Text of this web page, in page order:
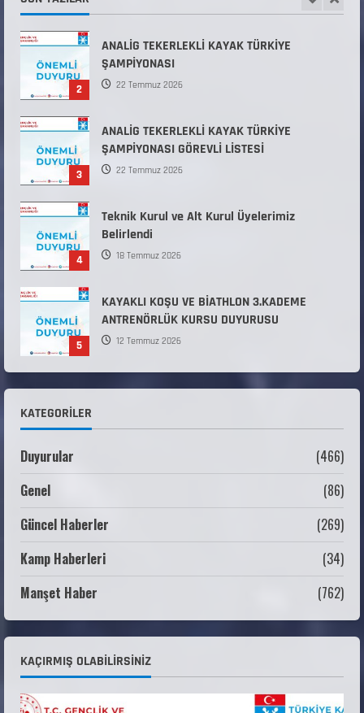
2
3
ANALİG TEKERLEKLİ KAYAK TÜRKİYE
ŞAMPİYONASI GÖREVLİ LİSTESİ
4
Teknik Kurul ve Alt Kurul Üyelerimiz
Belirlendi
5
KAYAKLI KOŞU VE BİATHLON 3.KADEME
ANTRENÖRLÜK KURSU DUYURUSU
1
Millî Savunma Bakanlığı Kara, Deniz ve Hava
Kuvvetleri Komutanlıklarına 2026 Yılı (2026-
Temini Başvuruları Başlamıştır.
ŞAMPİYONASI
ŞAMPİYONASI GÖREVLİ LİSTESİ
22 Temmuz 2026
18 Temmuz 2026
KAYAKLI KOŞU VE BİATHLON 3.KADEME
12 Temmuz 2026
KATEGORILER
Duyurular
(466)
Genel
(86)
Güncel Haberler
(269)
Kamp Haberleri
(34)
Manşet Haber
(762)
KAÇIRMIŞ OLABILIRSINIZ